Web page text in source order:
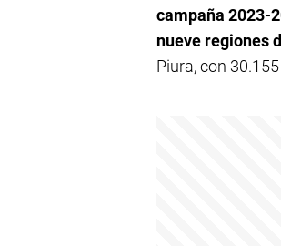
campaña 2023-
nueve regiones
Piura, con